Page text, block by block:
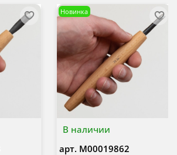
В наличии
Новинка
арт. М00019862